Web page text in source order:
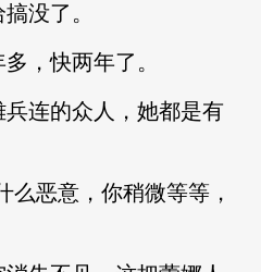
没了。
，快两年了。
连的众人，她都是有
么恶意，你稍微等等，